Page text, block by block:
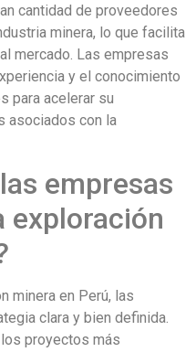
cantidad de proveedores
minera, lo que facilita
mercado. Las empresas
y el conocimiento
para acelerar su
asociados con la
empresas
exploración
minera en Perú, las
clara y bien definida.
proyectos más